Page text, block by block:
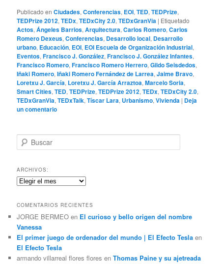
Publicado en Ciudades,Conferencias, EOI,TED,TEDPrize,
TEDPrize 2012,TEDx,TEDxCity 2.0,TEDxGranVia | Etiquetado
Actos,Ángeles Barrios,Arquitectura,Carlos Romero,Carlos
Romero Dexeus,Conferencias, Desarrollo local, Desarrollo
urbano, Educación, EOI, EOI Escuela de Organización Industrial,
Eventos,Francisco J. González,Francisco J. González Infantes,
Francisco Romero,Francisco Romero Herrero,Gildo Seisdedos,
Iñaki Romero,Iñaki Romero Fernández de Larrea,Jaime Bravo,
Loretxu J. García, Loretxu J. García Arraztoa,Marcelo Soria,
Smart Cities,TED,TEDPrize,TEDPrize 2012,TEDx,TEDxCity 2.0,
TEDxGranVia,TEDxTalk,Tíscar Lara, Urbanismo,Vivienda | Deja
un comentario
u
c
a
r
ARCHIVOS:
Archivos:
COMENTARIOS RECIENTES
JORGE BERMEO en El curioso y bello origen del nombre
Vanessa
El primer juego de ordenador del mundo | El Efecto Tesla en
El Efecto Tesla
armando villarreal flores flores enThomas Paine y su ajetreada